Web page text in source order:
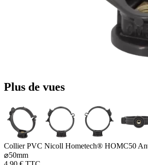
Plus de vues
Collier PVC Nicoll Hometech® HOMC50
⌀50mm